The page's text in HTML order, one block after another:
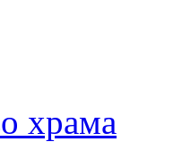
храма